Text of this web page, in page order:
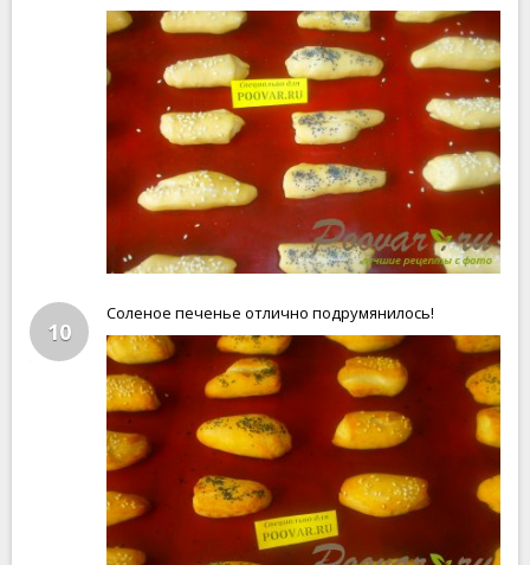
10
Соленое печенье отлично подрумянилось!